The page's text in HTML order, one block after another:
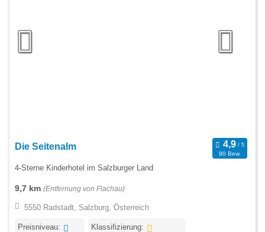
Die Seitenalm
90 Bew.
4-Sterne Kinderhotel im Salzburger Land
9,7 km (Entfernung von Flachau)
5550 Radstadt, Salzburg, Österreich
Preisniveau: Klassifizierung: